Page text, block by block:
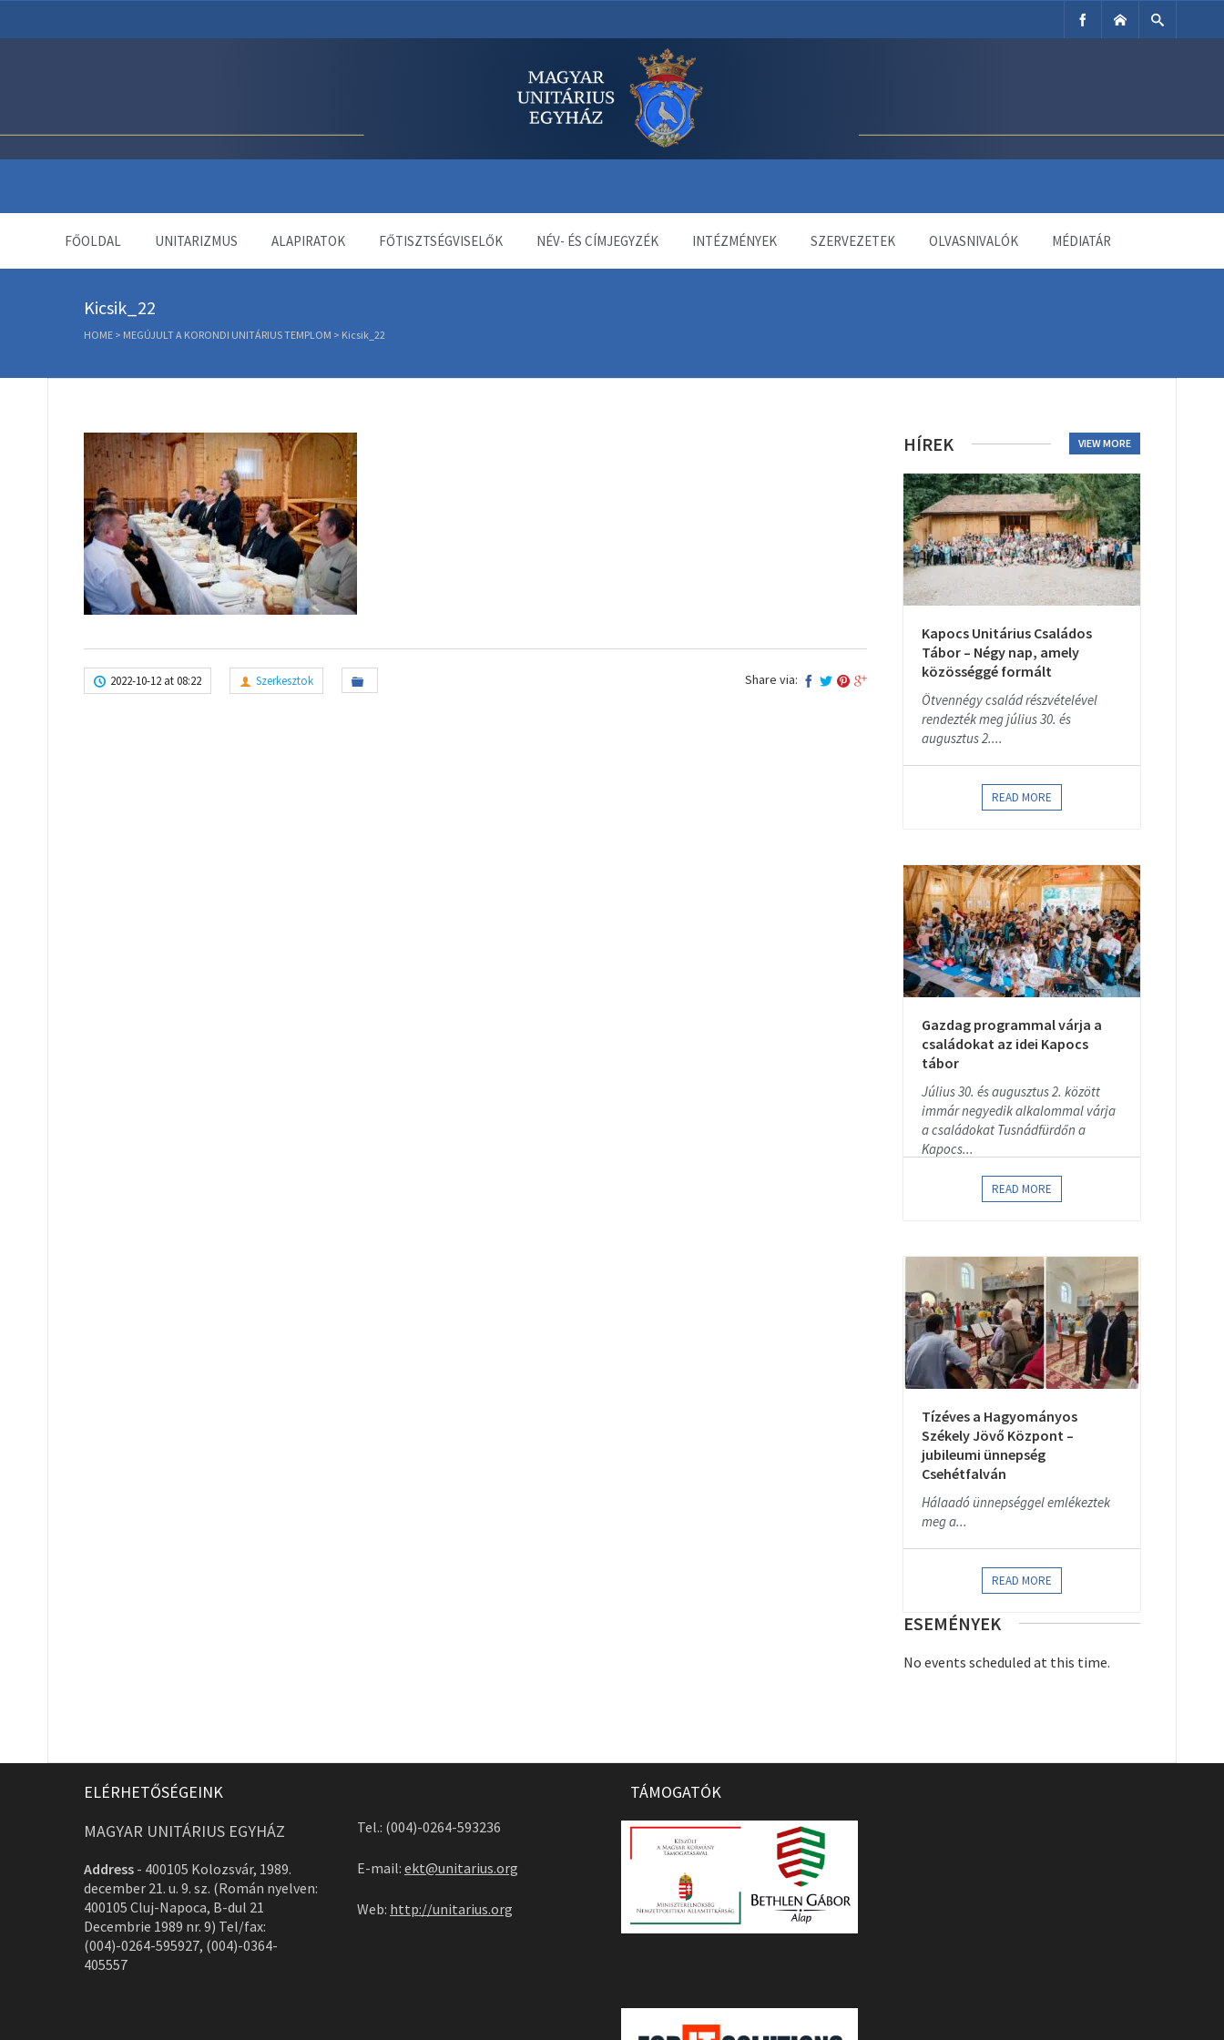
FŐOLDAL UNITARIZMUS ALAPIRATOK FŐTISZTSÉGVISELŐK NÉV- ÉS CÍMJEGYZÉK INTÉZMÉNYEK SZERVEZETEK OLVASNIVALÓK MÉDIATÁR
Kicsik_22
HOME > MEGÚJULT A KORONDI UNITÁRIUS TEMPLOM > Kicsik_22
2022-10-12 at 08:22 Szerkesztok Share via:
HÍREK VIEW MORE
Kapocs Unitárius Családos
Tábor – Négy nap, amely
közösséggé formált
Ötvennégy család részvételével
rendezték meg július 30. és
augusztus 2....
READ MORE
Gazdag programmal várja a
családokat az idei Kapocs
tábor
Július 30. és augusztus 2. között
immár negyedik alkalommal várja
a családokat Tusnádfürdőn a
Kapocs...
READ MORE
Tízéves a Hagyományos
Székely Jövő Központ –
jubileumi ünnepség
Csehétfalván
Hálaadó ünnepséggel emlékeztek
meg a...
READ MORE
ESEMÉNYEK
No events scheduled at this time.
ELÉRHETŐSÉGEINK
MAGYAR UNITÁRIUS EGYHÁZ
Address - 400105 Kolozsvár, 1989.
december 21. u. 9. sz. (Román nyelven:
400105 Cluj-Napoca, B-dul 21
Decembrie 1989 nr. 9) Tel/fax:
(004)-0264-595927, (004)-0364-
405557
Tel.: (004)-0264-593236
E-mail: ekt@unitarius.org
Web: http://unitarius.org
TÁMOGATÓK